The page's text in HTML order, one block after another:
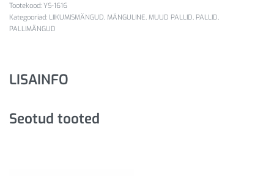
YS-1616
Kategooriad: LIIKUMISMÄNGUD, MÄNGULINE, MUUD PALLID, PALLID,
PALLIMÄNGUD
LISAINFO
Seotud tooted